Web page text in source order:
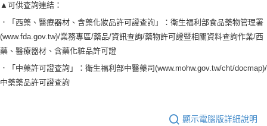
▲可供查詢連結：
．「西藥、醫療器材、含藥化妝品許可證查詢」：衛生福利部食品藥物管理署
(www.fda.gov.tw)/業務專區/藥品/資訊查詢/藥物許可證暨相關資料查詢作業/西
藥、醫療器材、含藥化粧品許可證
．「中藥許可證查詢」：衛生福利部中醫藥司(www.mohw.gov.tw/cht/docmap)/
中藥藥品許可證查詢
顯示電腦版詳細說明